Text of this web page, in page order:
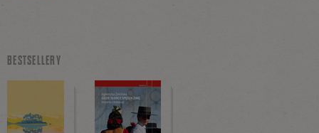
BESTSELLERY